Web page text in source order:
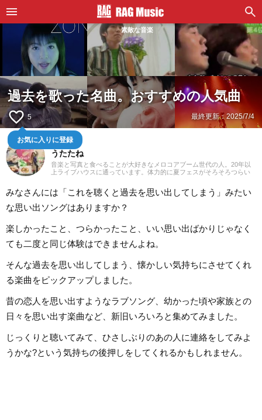
素敵な音楽
過去を歌った名曲。おすすめの人気曲
favorite_border 5
お気に入りに登録
最終更新： 2025/7/4
ライター
うたたね
音楽と写真と食べることが大好きなメロコアブーム世代の人。20年以
上ライブハウスに通っています。体力的に夏フェスがそろそろつらい
意ではないのでストレートに入ってくる邦ロックをよく聴きますが、
オススメされると洋楽邦楽問わず浅く広くなんでも聴きます。音楽を
聴きながら料理を作るのが好きでいい感じのストレス発散でもありま
す。
みなさんには「これを聴くと過去を思い出してしまう」みたい
な思い出ソングはありますか？
楽しかったこと、つらかったこと、いい思い出ばかりじゃなく
ても二度と同じ体験はできませんよね。
そんな過去を思い出してしまう、懐かしい気持ちにさせてくれ
る楽曲をピックアップしました。
昔の恋人を思い出すようなラブソング、幼かった頃や家族との
日々を思い出す楽曲など、新旧いろいろと集めてみました。
じっくりと聴いてみて、ひさしぶりのあの人に連絡をしてみよ
うかな?という気持ちの後押しをしてくれるかもしれません。